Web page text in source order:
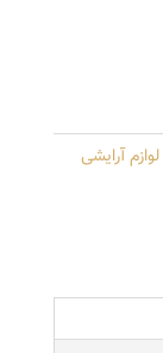
لوازم آرایشی